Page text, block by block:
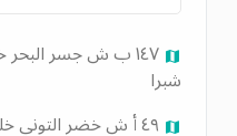
١٤٧ ب ش جسر البحر
شبرا